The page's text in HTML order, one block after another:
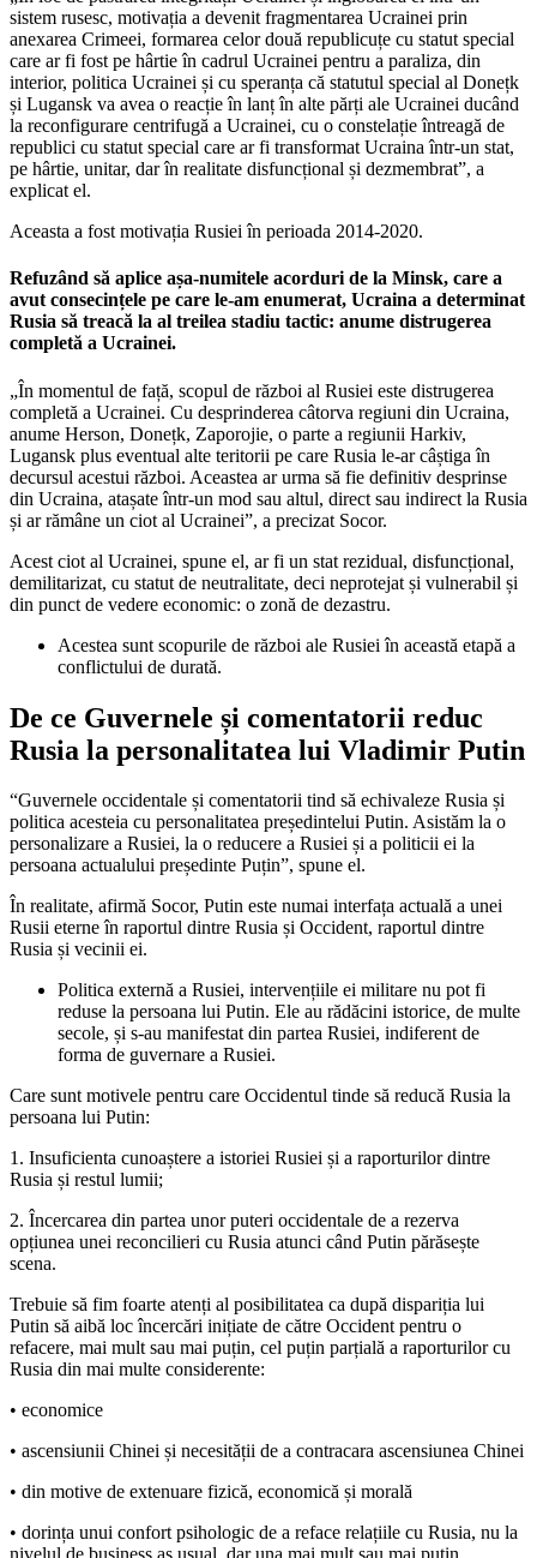
sistem rusesc, motivația a devenit fragmentarea Ucrainei prin
anexarea Crimeei, formarea celor două republicuțe cu statut special
care ar fi fost pe hârtie în cadrul Ucrainei pentru a paraliza, din
interior, politica Ucrainei și cu speranța că statutul special al Donețk
și Lugansk va avea o reacție în lanț în alte părți ale Ucrainei ducând
la reconfigurare centrifugă a Ucrainei, cu o constelație întreagă de
republici cu statut special care ar fi transformat Ucraina într-un stat,
pe hârtie, unitar, dar în realitate disfuncțional și dezmembrat”, a
explicat el.
Aceasta a fost motivația Rusiei în perioada 2014-2020.
Refuzând să aplice așa-numitele acorduri de la Minsk, care a
avut consecințele pe care le-am enumerat, Ucraina a determinat
Rusia să treacă la al treilea stadiu tactic: anume distrugerea
completă a Ucrainei.
„În momentul de față, scopul de război al Rusiei este distrugerea
completă a Ucrainei. Cu desprinderea câtorva regiuni din Ucraina,
anume Herson, Donețk, Zaporojie, o parte a regiunii Harkiv,
Lugansk plus eventual alte teritorii pe care Rusia le-ar câștiga în
decursul acestui război. Aceastea ar urma să fie definitiv desprinse
din Ucraina, atașate într-un mod sau altul, direct sau indirect la Rusia
și ar rămâne un ciot al Ucrainei”, a precizat Socor.
Acest ciot al Ucrainei, spune el, ar fi un stat rezidual, disfuncțional,
demilitarizat, cu statut de neutralitate, deci neprotejat și vulnerabil și
din punct de vedere economic: o zonă de dezastru.
Acestea sunt scopurile de război ale Rusiei în această etapă a
conflictului de durată.
De ce Guvernele și comentatorii reduc
Rusia la personalitatea lui Vladimir Putin
“Guvernele occidentale și comentatorii tind să echivaleze Rusia și
politica acesteia cu personalitatea președintelui Putin. Asistăm la o
personalizare a Rusiei, la o reducere a Rusiei și a politicii ei la
persoana actualului președinte Puțin”, spune el.
În realitate, afirmă Socor, Putin este numai interfața actuală a unei
Rusii eterne în raportul dintre Rusia și Occident, raportul dintre
Rusia și vecinii ei.
Politica externă a Rusiei, intervențiile ei militare nu pot fi
reduse la persoana lui Putin. Ele au rădăcini istorice, de multe
secole, și s-au manifestat din partea Rusiei, indiferent de
forma de guvernare a Rusiei.
Care sunt motivele pentru care Occidentul tinde să reducă Rusia la
persoana lui Putin:
1. Insuficienta cunoaștere a istoriei Rusiei și a raporturilor dintre
Rusia și restul lumii;
2. Încercarea din partea unor puteri occidentale de a rezerva
opțiunea unei reconcilieri cu Rusia atunci când Putin părăsește
scena.
Trebuie să fim foarte atenți al posibilitatea ca după dispariția lui
Putin să aibă loc încercări inițiate de către Occident pentru o
refacere, mai mult sau mai puțin, cel puțin parțială a raporturilor cu
Rusia din mai multe considerente:
• economice
• ascensiunii Chinei și necesității de a contracara ascensiunea Chinei
• din motive de extenuare fizică, economică și morală
• dorința unui confort psihologic de a reface relațiile cu Rusia, nu la